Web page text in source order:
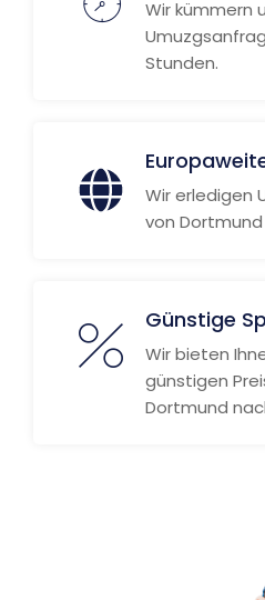
Wir kümmern
Stunden.
Wir erledigen
von
Günstige
Wir bieten
günstigen
Dortmund